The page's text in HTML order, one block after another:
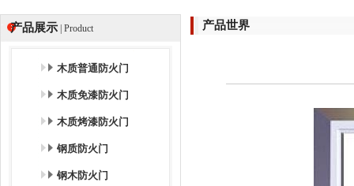
产品展示 | Product
木质普通防火门
木质免漆防火门
木质烤漆防火门
钢质防火门
钢木防火门
产品世界